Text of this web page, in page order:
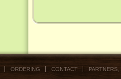
ORDERING CONTACT PARTNERS,